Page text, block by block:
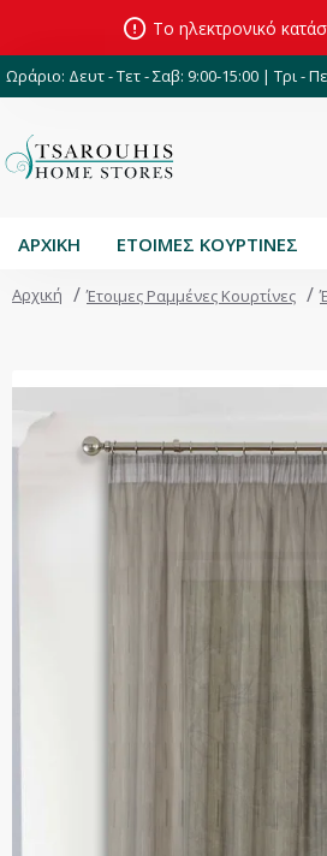
Το ηλεκτρονικό
Ωράριο: Δευτ - Τετ - Σαβ: 9:00-15:00 | Τρι -
ΑΡΧΙΚΗ ΕΤΟΙΜΕΣ ΚΟΥΡΤΙΝΕΣ
Αρχική Έτοιμες Ραμμένες Κουρτίνες